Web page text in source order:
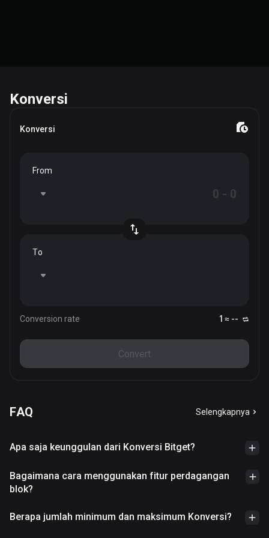
Konversi
Konversi
From
To
Conversion rate 1 ≈ --
Convert
FAQ Selengkapnya
Apa saja keunggulan dari Konversi Bitget?
Bagaimana cara menggunakan fitur perdagangan
blok?
Berapa jumlah minimum dan maksimum Konversi?